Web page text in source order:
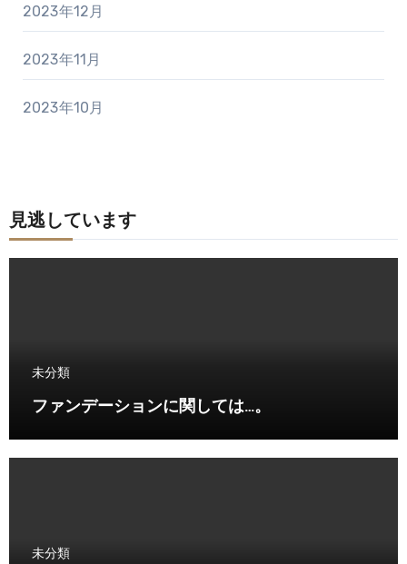
2023年12月
2023年11月
2023年10月
見逃しています
未分類
ファンデーションに関しては…。
未分類